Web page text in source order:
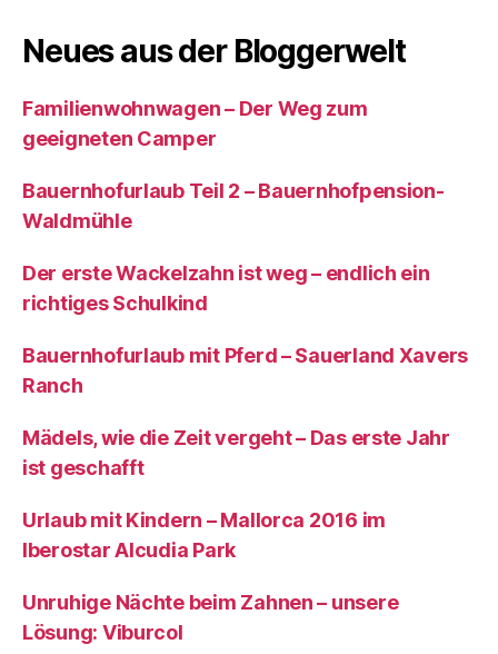
Neues aus der Bloggerwelt
Familienwohnwagen – Der Weg zum
geeigneten Camper
Bauernhofurlaub Teil 2 – Bauernhofpension-
Waldmühle
Der erste Wackelzahn ist weg – endlich ein
richtiges Schulkind
Bauernhofurlaub mit Pferd – Sauerland Xavers
Ranch
Mädels, wie die Zeit vergeht – Das erste Jahr
ist geschafft
Urlaub mit Kindern – Mallorca 2016 im
Iberostar Alcudia Park
Unruhige Nächte beim Zahnen – unsere
Lösung: Viburcol